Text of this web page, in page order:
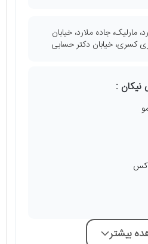
مارلیک، جاده ملارد، خیابان
کسری، خیابان دکتر حسابی
نیکان :
بیشتر